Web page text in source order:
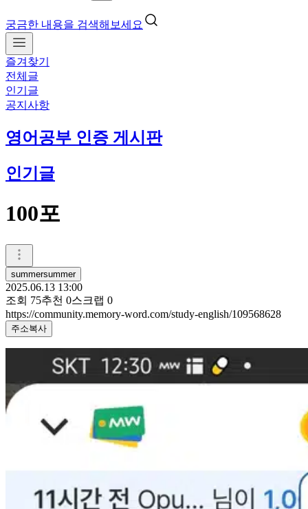
궁금한 내용을 검색해보세요
즐겨찾기
전체글
인기글
공지사항
영어공부 인증 게시판
인기글
100포
summersummer
2025.06.13 13:00
조회 75추천 0스크랩 0
https://community.memory-word.com/study-english/109568628
주소복사